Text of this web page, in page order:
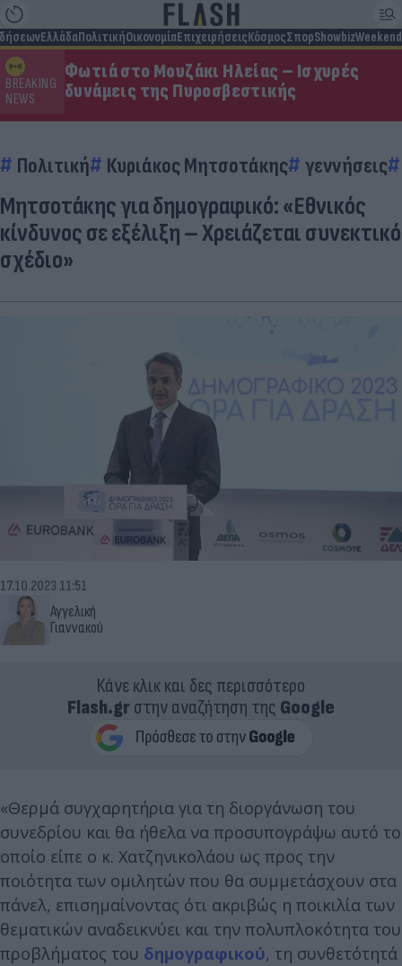
ΕλλάδαΠολιτικήΟικονομίαΕπιχειρήσειςΚόσμοςΣπορShowbizWeekend
BREAKING
NEWS
Φωτιά στο Μουζάκι Ηλείας – Ισχυρές
δυνάμεις της Πυροσβεστικής
Πολιτική Κυριάκος Μητσοτάκης γεννήσεις
Μητσοτάκης για δημογραφικό: «Εθνικός
κίνδυνος σε εξέλιξη – Χρειάζεται συνεκτικό
σχέδιο»
Αγγελική
Γιαννακού
17.10.2023 11:51
Κάνε κλικ και δες περισσότερο
Flash.grστην αναζήτηση της Google
«Θερμά συγχαρητήρια για τη διοργάνωση του
συνεδρίου και θα ήθελα να προσυπογράψω αυτό το
οποίο είπε ο κ. Χατζηνικολάου ως προς την
ποιότητα των ομιλητών που θα συμμετάσχουν στα
πάνελ, επισημαίνοντας ότι ακριβώς η ποικιλία των
θεματικών αναδεικνύει και την πολυπλοκότητα του
προβλήματος του δημογραφικού, τη συνθετότητά